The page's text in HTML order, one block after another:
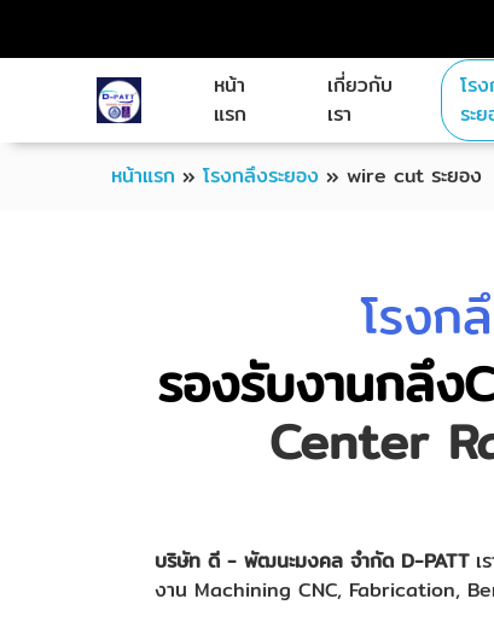
หน้า
แรก
เกี่ยวกับ
เรา
โร
ระ
หน้าแรก » โรงกลึงระยอง » wire cut ระยอง
โรงก
รองรับงานกลึง
Center
บริษัท ดี - พัฒนะมงคล จำกัด D-PATTเ
งาน Machining CNC, Fabrication,